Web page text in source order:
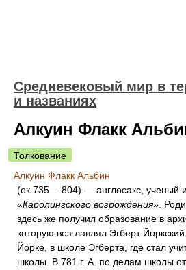
Средневековый мир в
и названиях
Алкуин Флакк
Толкование
Алкуин Флакк Альбин
(ок.735— 804) — англосакс, ученый и
«Каролингского возрождения».
здесь же получил образование в
которую возглавлял Эгберт
Йорке, в школе Эгберта, где стал
школы. В 781 г. А. по делам школы